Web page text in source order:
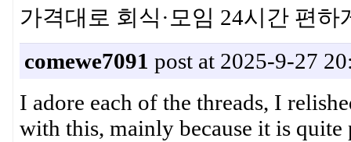
가격대로 회식·모임 24시간
comewe7091 post at 2025-9-27
I adore each of the threads, I
with this, mainly because it is